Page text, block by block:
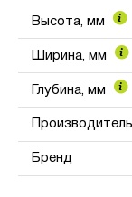
Высота, мм
Ширина, мм
Глубина, мм
Производитель
Бренд